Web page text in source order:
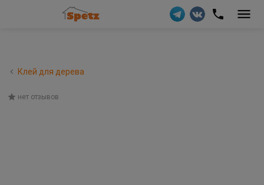
Клей для дерева
нет отзывов